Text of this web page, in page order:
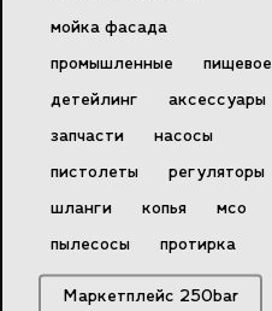
мойка фасада
промышленные
пищевое
детейлинг
аксессуары
запчасти
насосы
пистолеты
регуляторы
шланги
копья
мсо
пылесосы
протирка
Маркетплейс 250bar